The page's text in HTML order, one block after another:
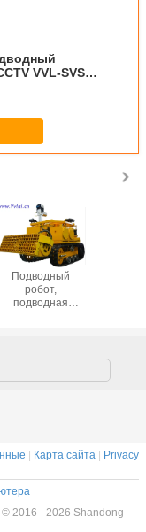
VVL-SVS-
Подводный
робот,
подводная
для раскопк
осмотра
| Карта сайта | Privacy
2016 - 2026 Shandong